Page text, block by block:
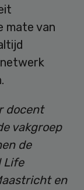
mate van
docent
vakgroep
de
Life
en